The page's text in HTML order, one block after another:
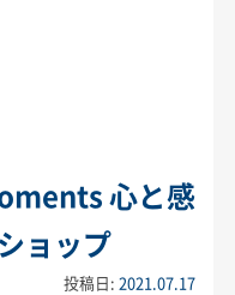
心と感
ョップ
投稿日:2021.07.17